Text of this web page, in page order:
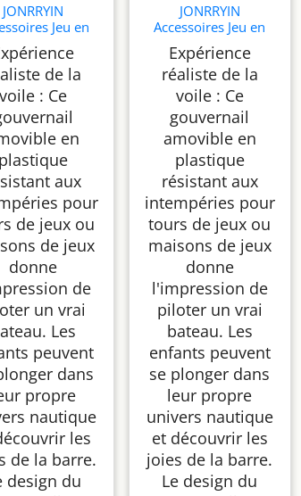
JONRRYIN
Jeu en
Plein air, 8pcs
Tour de
Équipement
Jeux pour
Echafaudage
Balançoire
Télescope,
Jeux balançoire
(Vert)
de la
voile : Ce
en
plastique
aux
pour
de jeux ou
de jeux
donne
de
un vrai
Les
peuvent
dans
propre
nautique
les
de la barre.
design du
JONRRYIN
Accessoires Jeu en
Plein air, 8pcs
Accessoires Tour de
Jeu, Équipement
d'aire Jeux pour
Enfants, Echafaudage
Escalier, Balançoire
Extérieur, Télescope,
Aire Jeux balançoire
téléphone (Bleu)
Expérience
réaliste de la
voile : Ce
gouvernail
amovible en
plastique
résistant aux
intempéries pour
tours de jeux ou
maisons de jeux
donne
l'impression de
piloter un vrai
bateau. Les
enfants peuvent
se plonger dans
leur propre
univers nautique
et découvrir les
joies de la barre.
Le design du